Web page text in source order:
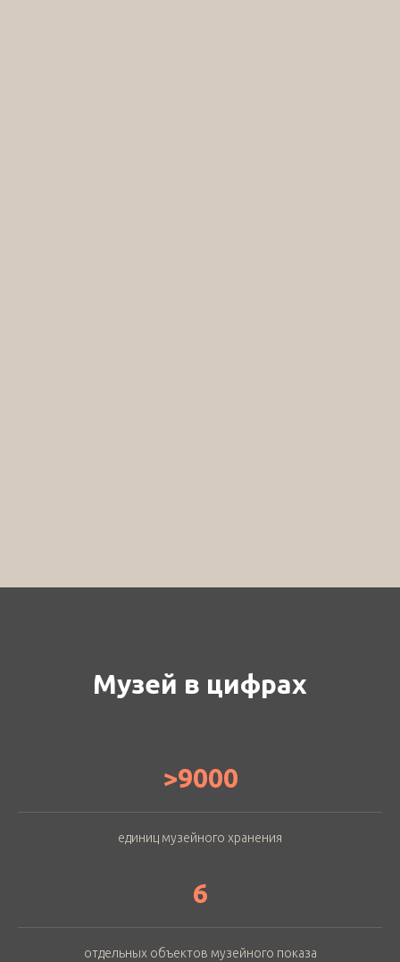
Музей в цифрах
>9000
единиц музейного хранения
6
отдельных объектов музейного показа